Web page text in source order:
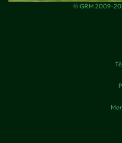
© GRM 2009-